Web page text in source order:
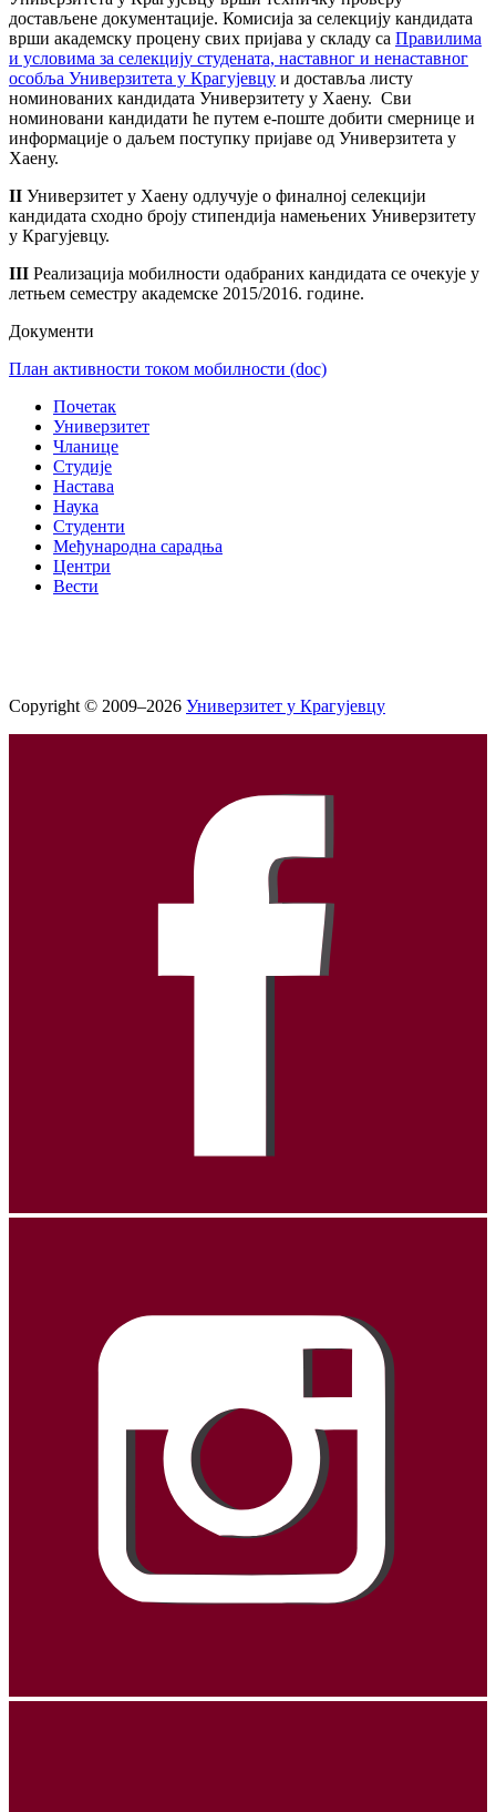
достављене документације. Комисија за селекцију кандидата
врши академску процену свих пријава у складу са Правилима
и условима за селекцију студената, наставног и ненаставног
особља Универзитета у Крагујевцу и доставља листу
номинованих кандидата Универзитету у Хаену. Сви
номиновани кандидати ће путем е-поште добити смернице и
информације о даљем поступку пријаве од Универзитета у
Хаену.
II Универзитет у Хаену одлучује о финалној селекцији
кандидата сходно броју стипендија намењених Универзитету
у Крагујевцу.
III Реализација мобилности одабраних кандидата се очекује у
летњем семестру академске 2015/2016. године.
Документи
План активности током мобилности (doc)
Почетак
Универзитет
Чланице
Студије
Настава
Наука
Студенти
Међународна сарадња
Центри
Вести
Copyright © 2009–2026 Универзитет у Крагујевцу